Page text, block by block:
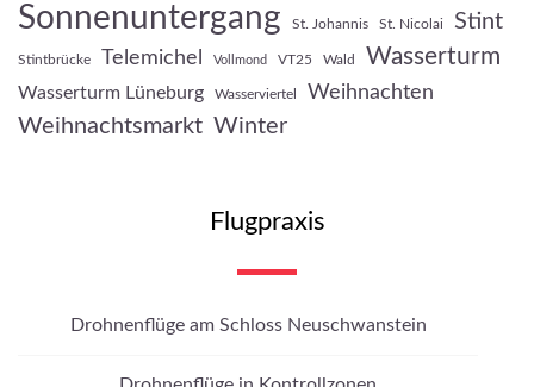
Sonnenuntergang St. Johannis St. Nicolai Stint
Stintbrücke Telemichel Vollmond VT25 Wald Wasserturm
Wasserturm Lüneburg Wasserviertel Weihnachten
Weihnachtsmarkt Winter
Flugpraxis
Drohnenflüge am Schloss Neuschwanstein